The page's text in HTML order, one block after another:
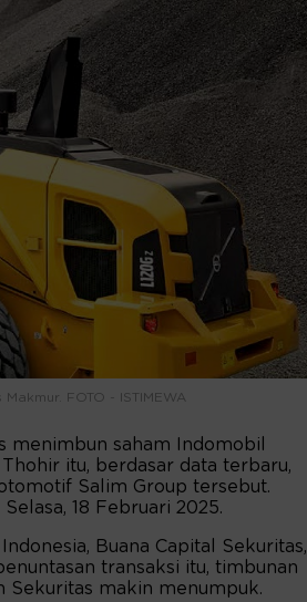
FOTO - ISTIMEWA
menimbun saham Indomobil
itu, berdasar data terbaru,
Salim Group tersebut.
18 Februari 2025.
Buana Capital Sekuritas,
transaksi itu, timbunan
Sekuritas makin menumpuk.